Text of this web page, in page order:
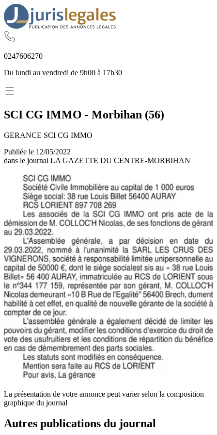
0247606270
Du lundi au vendredi de 9h00 à 17h30
SCI CG IMMO - Morbihan (56)
GERANCE SCI CG IMMO
Publiée le 12/05/2022
dans le journal LA GAZETTE DU CENTRE-MORBIHAN
La présentation de votre annonce peut varier selon la composition
graphique du journal
Autres publications du journal